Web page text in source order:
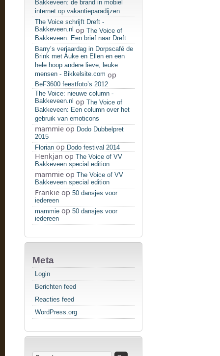
Bakkeveen: de brand in mobiel
internet op vakantieparadijzen
The Voice schrijft Dreft -
Bakkeveen.nl op The Voice of
Bakkeveen: Een brief naar Dreft
Barry’s verjaardag in Dorpscafé de
Brink met Auke en Ellen en een
hele hoop andere lieve, leuke
mensen - Bikkelsite.com op
BeF3600 feestfoto’s 2012
The Voice: nieuwe column -
Bakkeveen.nl op The Voice of
Bakkeveen: Een column over het
gebruik van emoticons
mammie op Dodo Dubbelpret
2015
Florian op Dodo festival 2014
Henkjan op The Voice of VV
Bakkeveen special edition
mammie op The Voice of VV
Bakkeveen special edition
Frankie op 50 dansjes voor
iedereen
mammie op 50 dansjes voor
iedereen
Meta
Login
Berichten feed
Reacties feed
WordPress.org